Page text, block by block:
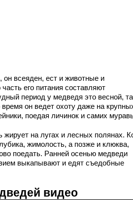
всеяден, ест и животные и
его питания составляют
период у медведя это весной,
он ведет охоту даже на
поедая личинок и самих
на лугах и лесных полянах.
жимолость, а позже и клюква,
поедать. Ранней осенью медведи
выкапывают и едят съедобные
видео